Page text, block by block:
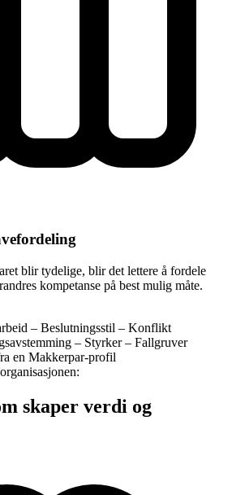
blir tydelige, blir det lettere å fordele
kompetanse på best mulig måte.
– Beslutningsstil – Konflikt
– Styrker – Fallgruver
en Makkerpar-profil
skaper verdi og